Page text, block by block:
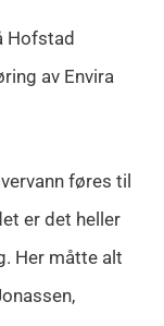
Hofstad
av Envira
føres til
er det heller
Her måtte alt